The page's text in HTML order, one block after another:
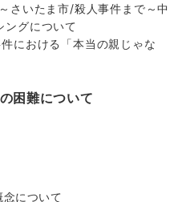
さいたま市/殺人事件まで～中
ングについて
における「本当の親じゃな
困難について
について